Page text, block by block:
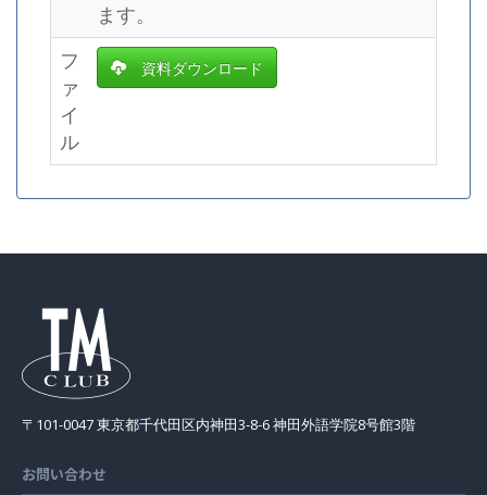
ます。
フ
ァ
イ
ル
資料ダウンロード
〒101-0047 東京都千代田区内神田3-8-6 神田外語学院8号館3階
お問い合わせ